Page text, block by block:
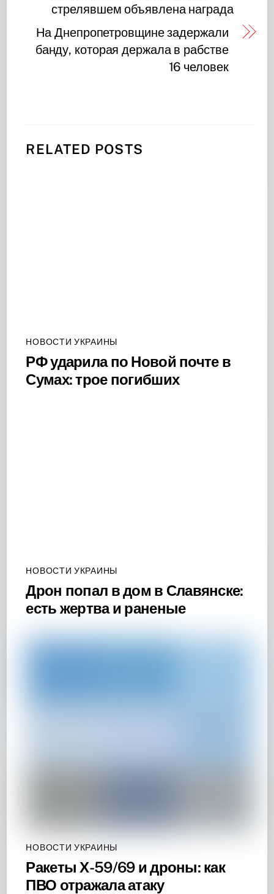
стрелявшем объявлена награда
На Днепропетровщине задержали
банду, которая держала в рабстве
16 человек
RELATED POSTS
НОВОСТИ УКРАИНЫ
РФ ударила по Новой почте в
Сумах: трое погибших
НОВОСТИ УКРАИНЫ
Дрон попал в дом в Славянске:
есть жертва и раненые
НОВОСТИ УКРАИНЫ
Ракеты Х-59/69 и дроны: как
ПВО отражала атаку